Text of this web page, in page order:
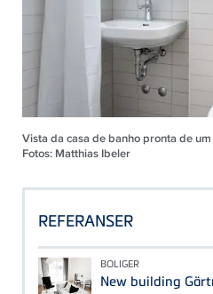
Vista da casa de banho pronta de
Fotos: Matthias Ibeler
REFERANSER
BOLIGER
New building